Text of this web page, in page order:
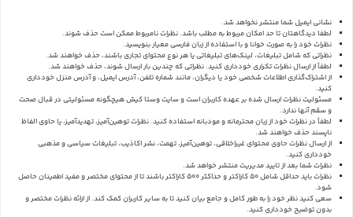
نشانی ایمیل شما منتشر نخواهد شد.
لطفا دیدگاهتان تا حد امکان مربوط به مطلب باشد. نظرات نامربوط ممکن است حذف شوند.
نظرات خود را به صورت خوانا و با استفاده از زبان فارسی معیار بنویسید.
نظراتی که شامل تبلیغات، لینک‌های تبلیغاتی یا هر نوع محتوای تجاری باشند، حذف خواهند شد.
لطفاً از ارسال نظرات تکراری خودداری کنید. نظراتی که چندین بار ارسال شوند، حذف خواهند شد.
از اشتراک‌گذاری اطلاعات شخصی خود یا دیگران، مانند شماره تلفن، آدرس ایمیل، و آدرس منزل خودداری
کنید.
مسئولیت نظرات ارسال شده بر عهده کاربران است و سایت وستا کیش هیچگونه مسئولیتی در قبال صحت
و سقم آنها ندارد.
لطفاً در نظرات خود از زبان محترمانه و مودبانه استفاده کنید. نظرات توهین‌آمیز، تهدیدآمیز، یا حاوی الفاظ
ناپسند حذف خواهند شد.
از ارسال نظرات حاوی محتوای غیراخلاقی، توهین‌آمیز، تهمت، نشر اکاذیب، تبلیغات سیاسی و مذهبی
خودداری کنید.
نظرات شما بعد از تایید مدیریت منتشر خواهد شد.
نظرات باید حداقل شامل 50 کاراکتر و حداکثر 500 کاراکتر باشند تا از محتوای مختصر و مفید اطمینان حاصل
شود.
سعی کنید نظر خود را به طور کامل و جامع بیان کنید تا به سایر کاربران کمک کند.از ارائه نظرات مختصر و
بدون توضیح خودداری کنید.